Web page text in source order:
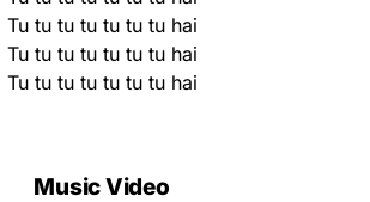
Tu tu tu tu tu tu tu hai
Tu tu tu tu tu tu tu hai
Tu tu tu tu tu tu tu hai
Music Video